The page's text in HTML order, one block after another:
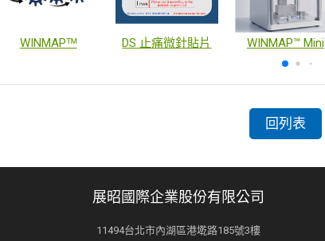
WINMAPᵀᴹ DS 止痛微針貼片 WINMAP™ Mini
回列表
展昭國際企業股份有限公司
11494台北市內湖區港墘路185號3樓